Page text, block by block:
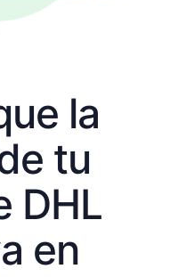
la
tu
DHL
en